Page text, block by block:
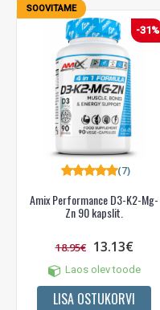
SOOVITAME
-31%
Amix Performance D3-K2-Mg-
Zn 90 kapslit.
(7)
18.95€ 13.13€
Laos olev toode
LISA OSTUKORVI